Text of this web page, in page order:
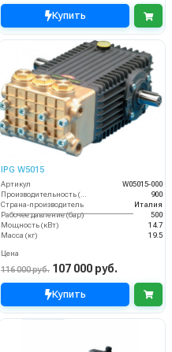
Купить
IPG W5015
Артикул
W05015-000
900
Страна-производитель
Италия
Рабочее давление (бар)
500
Мощность (кВт)
14.7
Масса (кг)
19.5
Цена
116 000 руб. 107 000 руб.
Купить